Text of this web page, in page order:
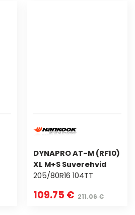
DYNAPRO AT-M (RF10)
XL M+S Suverehvid
205/80R16 104TT
109.75 € 211.06 €